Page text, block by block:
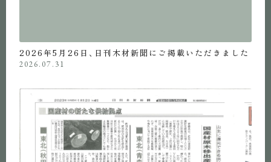
2026年5月26日、日刊木材新聞にご掲載いただきました
2026.07.31